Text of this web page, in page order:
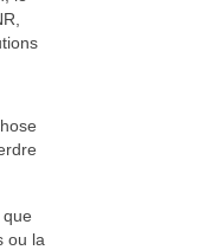
ou la